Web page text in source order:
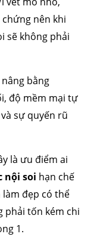
nên khi
sẽ không phải
nâng bằng
độ mềm mại tự
sự quyến rũ
là ưu điểm ai
nội soi hạn chế
làm đẹp có thể
phải tốn kém chi
1.